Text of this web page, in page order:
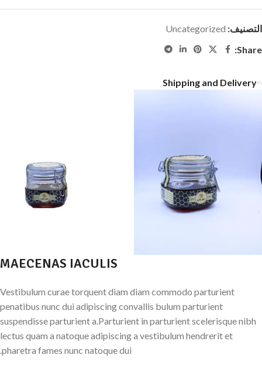
التصنيف: Uncategorized
Share:
Shipping and Delivery
MAECENAS IACULIS
Vestibulum curae torquent diam diam commodo parturient
penatibus nunc dui adipiscing convallis bulum parturient
suspendisse parturient a.Parturient in parturient scelerisque nibh
lectus quam a natoque adipiscing a vestibulum hendrerit et
pharetra fames nunc natoque dui.